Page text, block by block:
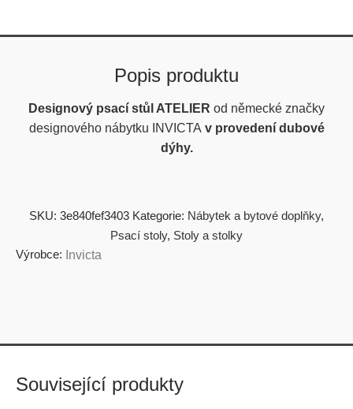
Popis produktu
Designový psací stůl ATELIER od německé značky
designového nábytku INVICTA v provedení dubové
dýhy.
SKU: 3e840fef3403 Kategorie: Nábytek a bytové doplňky,
Psací stoly, Stoly a stolky
Výrobce: Invicta
Související produkty